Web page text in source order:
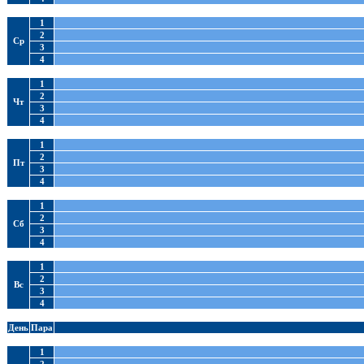
Ср
1
2
3
4
Чт
1
2
3
4
Пт
1
2
3
4
Сб
1
2
3
4
Вс
1
2
3
4
День Пара
1